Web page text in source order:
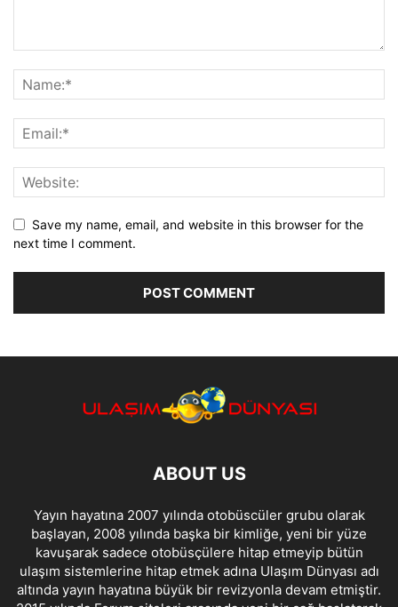
Save my name, email, and website in this browser for the
next time I comment.
ABOUT US
Yayın hayatına 2007 yılında otobüscüler grubu olarak
başlayan, 2008 yılında başka bir kimliğe, yeni bir yüze
kavuşarak sadece otobüsçülere hitap etmeyip bütün
ulaşım sistemlerine hitap etmek adına Ulaşım Dünyası adı
altında yayın hayatına büyük bir revizyonla devam etmiştir.